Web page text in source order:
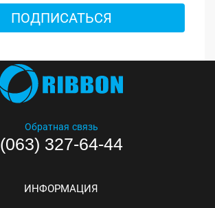
ПОДПИСАТЬСЯ
Обратная связь
(063) 327-64-44
ИНФОРМАЦИЯ